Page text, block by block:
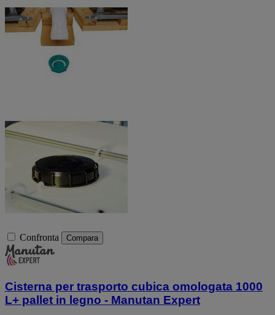
Confronta Compara
Cisterna per trasporto cubica omologata 1000
L+ pallet in legno - Manutan Expert